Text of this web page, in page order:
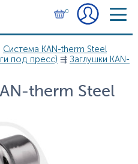
0
Система KAN-therm Steel
под пресс) ⇶ Заглушки KAN-
therm Steel